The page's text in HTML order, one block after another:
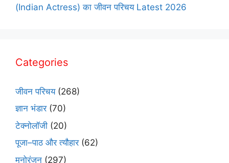
(Indian Actress) का जीवन परिचय Latest 2026
Categories
जीवन परिचय(268)
ज्ञान भंडार(70)
टेक्नोलॉजी (20)
पूजा–पाठ और त्यौहार(62)
मनोरंजन (297)